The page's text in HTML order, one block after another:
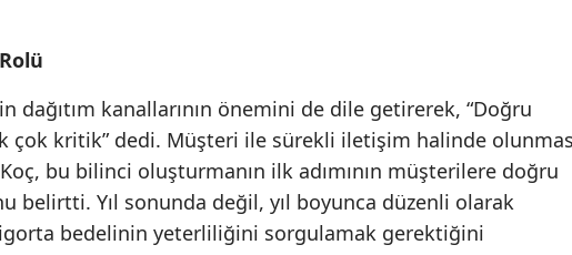
Uşak
Van
Yozgat
dağıtım kanallarının önemini de dile getirerek, “Doğru
çok kritik” dedi. Müşteri ile sürekli iletişim halinde
bu bilinci oluşturmanın ilk adımının müşterilere doğru
belirtti. Yıl sonunda değil, yıl boyunca düzenli olarak
bedelinin yeterliliğini sorgulamak gerektiğini